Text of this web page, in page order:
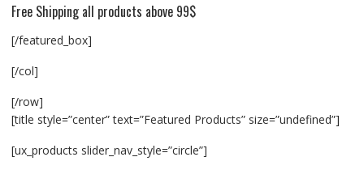
Free Shipping all products above 99$
[/featured_box]
[/col]
[/row]
[title style=”center” text=”Featured Products” size=”undefined”]
[ux_products slider_nav_style=”circle”]